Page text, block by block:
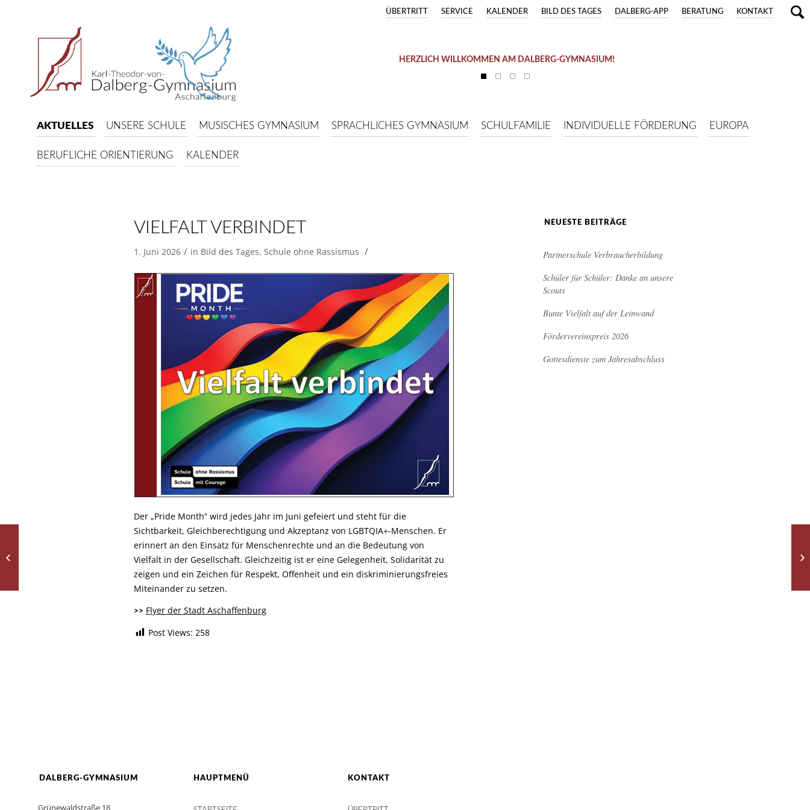
KONTAKT
BERATUNG
DALBERG-APP
BILD DES TAGES
KALENDER
SERVICE
ÜBERTRITT
HERZLICH WILLKOMMEN AM DALBERG-GYMNASIUM!
AKTUELLES UNSERE SCHULE MUSISCHES GYMNASIUM SPRACHLICHES GYMNASIUM SCHULFAMILIE INDIVIDUELLE FÖRDERUNG EUROPA
BERUFLICHE ORIENTIERUNG KALENDER
VIELFALT VERBINDET
1. Juni 2026 / in Bild des Tages, Schule ohne Rassismus /
Der „Pride Month“ wird jedes Jahr im Juni gefeiert und steht für die
Sichtbarkeit, Gleichberechtigung und Akzeptanz von LGBTQIA+-Menschen. Er
erinnert an den Einsatz für Menschenrechte und an die Bedeutung von
Vielfalt in der Gesellschaft. Gleichzeitig ist er eine Gelegenheit, Solidarität zu
zeigen und ein Zeichen für Respekt, Offenheit und ein diskriminierungsfreies
Miteinander zu setzen.
>> Flyer der Stadt Aschaffenburg
Post Views: 258
NEUESTE BEITRÄGE
Partnerschule Verbraucherbildung
Schüler für Schüler: Danke an unsere
Scouts
Bunte Vielfalt auf der Leinwand
Fördervereinspreis 2026
Gottesdienste zum Jahresabschluss
DALBERG-GYMNASIUM
Grünewaldstraße 18
HAUPTMENÜ KONTAKT